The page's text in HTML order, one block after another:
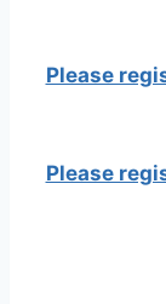
Please
Please